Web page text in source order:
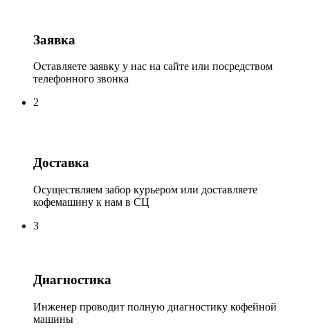
Заявка
Оставляете заявку у нас на сайте или посредством
телефонного звонка
2
Доставка
Осуществляем забор курьером или доставляете
кофемашину к нам в СЦ
3
Диагностика
Инженер проводит полную диагностику кофейной
машины